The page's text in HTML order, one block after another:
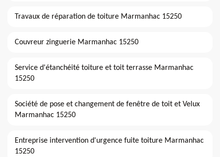
Travaux de réparation de toiture Marmanhac 15250
Couvreur zinguerie Marmanhac 15250
Service d'étanchéité toiture et toit terrasse Marmanhac
15250
Société de pose et changement de fenêtre de toit et Velux
Marmanhac 15250
Entreprise intervention d'urgence fuite toiture Marmanhac
15250